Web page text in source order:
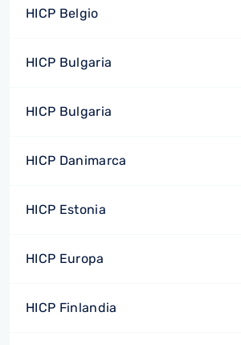
HICP Belgio
HICP Bulgaria
HICP Bulgaria
HICP Danimarca
HICP Estonia
HICP Europa
HICP Finlandia